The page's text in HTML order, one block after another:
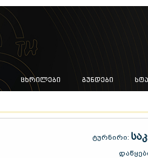
ᲪᲮᲠᲘᲚᲔᲑᲘ ᲒᲣᲜᲓᲔᲑᲘ
ტურნირი: